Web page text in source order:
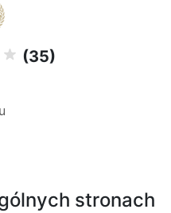
(35)
stronach